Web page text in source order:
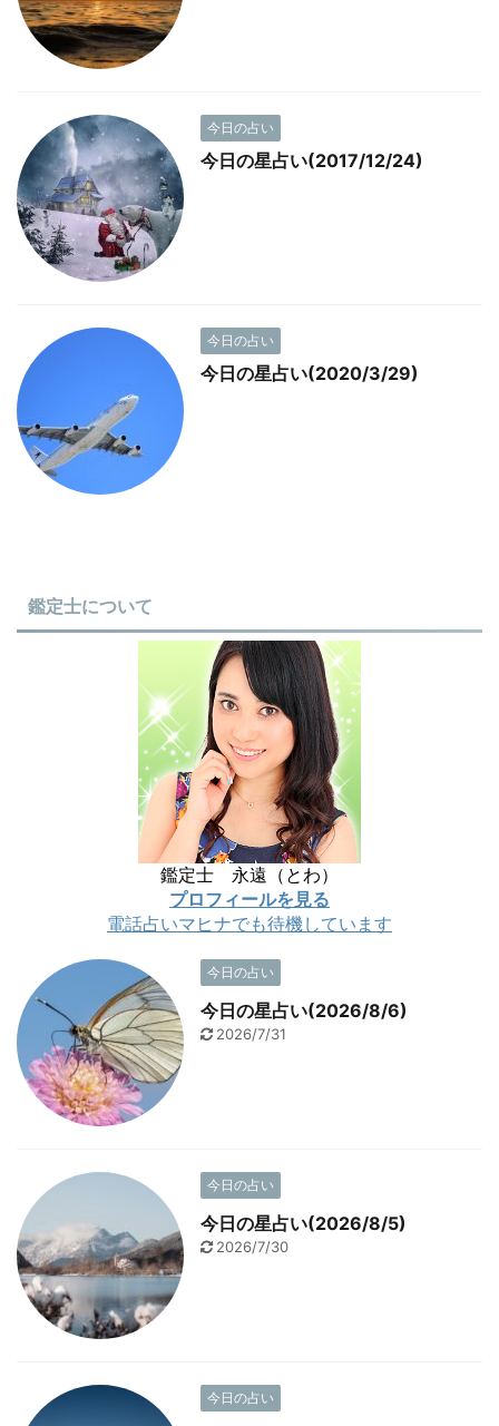
今日の占い
今日の星占い(2017/12/24)
今日の占い
今日の星占い(2020/3/29)
鑑定士について
鑑定士 永遠（とわ）
プロフィールを見る
電話占いマヒナでも待機しています
今日の占い
今日の星占い(2026/8/6)
2026/7/31
今日の占い
今日の星占い(2026/8/5)
2026/7/30
今日の占い